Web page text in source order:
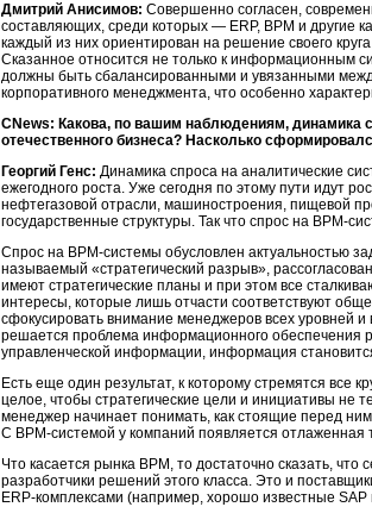
Дмитрий Анисимов: Совершенно согласен,
составляющих, среди которых — ERP, BPM и другие
каждый из них ориентирован на решение своего
Сказанное относится не только к информационным
должны быть сбалансированными и увязанными
корпоративного менеджмента, что особенно
CNews: Какова, по вашим наблюдениям, динамика
отечественного бизнеса? Насколько
Георгий Генс: Динамика спроса на аналитические
ежегодного роста. Уже сегодня по этому пути идут
нефтегазовой отрасли, машиностроения, пищевой
государственные структуры. Так что спрос на BPM-
Спрос на BPM-системы обусловлен актуальностью
называемый «стратегический разрыв»,
имеют стратегические планы и при этом все
интересы, которые лишь отчасти соответствуют
сфокусировать внимание менеджеров всех уровней
решается проблема информационного обеспечения
управленческой информации, информация
Есть еще один результат, к которому стремятся все
целое, чтобы стратегические цели и инициативы не
менеджер начинает понимать, как стоящие перед
С BPM-системой у компаний появляется отлаженная
Что касается рынка BPM, то достаточно сказать,
разработчики решений этого класса. Это и
ERP-комплексами (например, хорошо известные